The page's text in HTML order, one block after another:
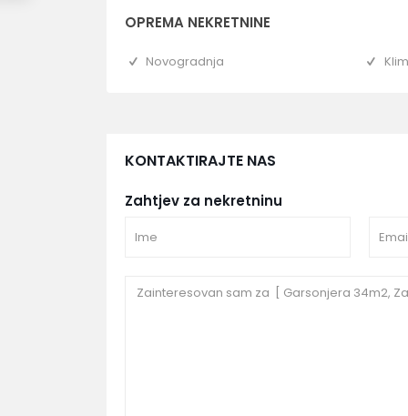
OPREMA NEKRETNINE
Novogradnja
KONTAKTIRAJTE NAS
Zahtjev za nekretninu